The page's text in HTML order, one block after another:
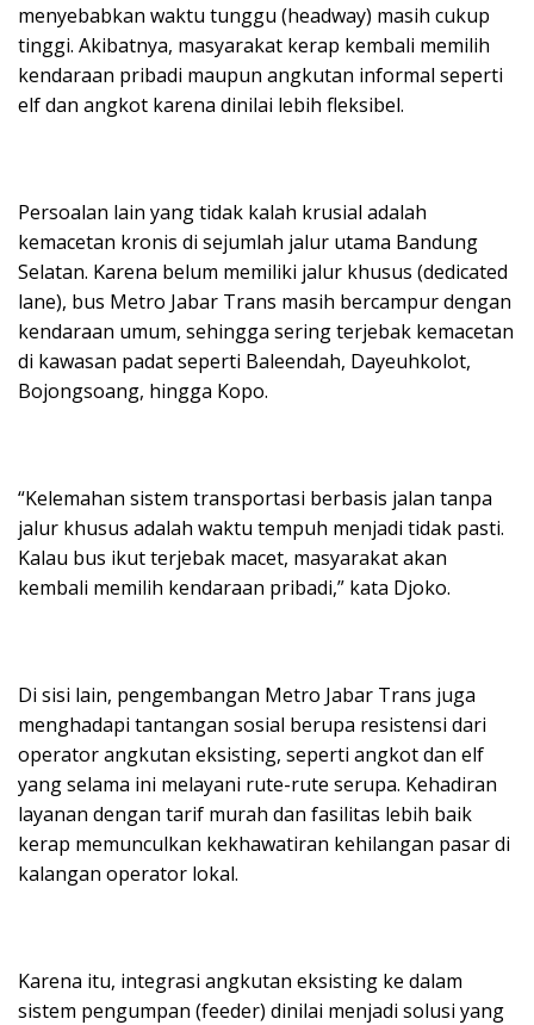
menyebabkan waktu tunggu (headway) masih cukup
tinggi. Akibatnya, masyarakat kerap kembali memilih
kendaraan pribadi maupun angkutan informal seperti
elf dan angkot karena dinilai lebih fleksibel.
Persoalan lain yang tidak kalah krusial adalah
kemacetan kronis di sejumlah jalur utama Bandung
Selatan. Karena belum memiliki jalur khusus (dedicated
lane), bus Metro Jabar Trans masih bercampur dengan
kendaraan umum, sehingga sering terjebak kemacetan
di kawasan padat seperti Baleendah, Dayeuhkolot,
Bojongsoang, hingga Kopo.
“Kelemahan sistem transportasi berbasis jalan tanpa
jalur khusus adalah waktu tempuh menjadi tidak pasti.
Kalau bus ikut terjebak macet, masyarakat akan
kembali memilih kendaraan pribadi,” kata Djoko.
Di sisi lain, pengembangan Metro Jabar Trans juga
menghadapi tantangan sosial berupa resistensi dari
operator angkutan eksisting, seperti angkot dan elf
yang selama ini melayani rute-rute serupa. Kehadiran
layanan dengan tarif murah dan fasilitas lebih baik
kerap memunculkan kekhawatiran kehilangan pasar di
kalangan operator lokal.
Karena itu, integrasi angkutan eksisting ke dalam
sistem pengumpan (feeder) dinilai menjadi solusi yang